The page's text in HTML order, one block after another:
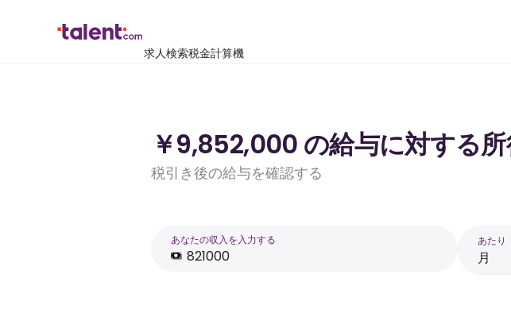
求人検索税金計算機
￥9,852,000 の給与に対する
税引き後の給与を確認する
あなたの収入を入力する あたり
月